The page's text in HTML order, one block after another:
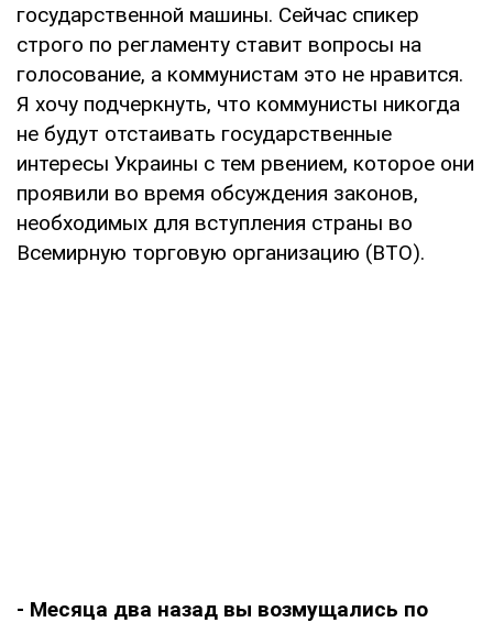
государственной машины. Сейчас спикер
строго по регламенту ставит вопросы на
голосование, а коммунистам это не нравится.
Я хочу подчеркнуть, что коммунисты никогда
не будут отстаивать государственные
интересы Украины с тем рвением, которое они
проявили во время обсуждения законов,
необходимых для вступления страны во
Всемирную торговую организацию (ВТО).
- Месяца два назад вы возмущались по